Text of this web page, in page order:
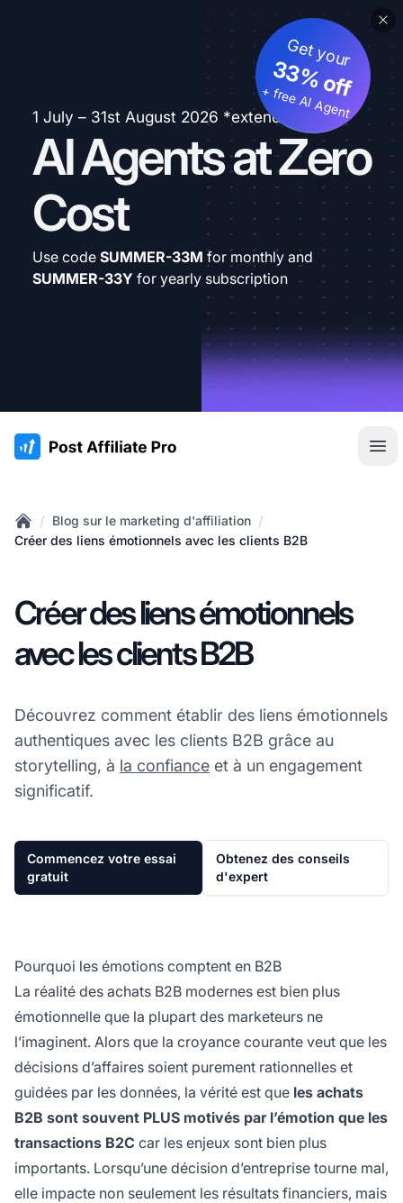
1 July – 31st August 2026 *extended
AI Agents at Zero
Cost
Get your
33% off
+ free AI Agent
Use code SUMMER-33M for monthly and
SUMMER-33Y for yearly subscription
:site.title
Home
/ Blog sur le marketing d'affiliation /
Créer des liens émotionnels avec les clients B2B
Créer des liens émotionnels
avec les clients B2B
Découvrez comment établir des liens émotionnels
authentiques avec les clients B2B grâce au
storytelling, à la confiance et à un engagement
significatif.
Commencez votre essai
gratuit
Obtenez des conseils
d'expert
Pourquoi les émotions comptent en B2B
La réalité des achats B2B modernes est bien plus
émotionnelle que la plupart des marketeurs ne
l’imaginent. Alors que la croyance courante veut que les
décisions d’affaires soient purement rationnelles et
guidées par les données, la vérité est que les achats
B2B sont souvent PLUS motivés par l’émotion que les
transactions B2C car les enjeux sont bien plus
importants. Lorsqu’une décision d’entreprise tourne mal,
elle impacte non seulement les résultats financiers, mais